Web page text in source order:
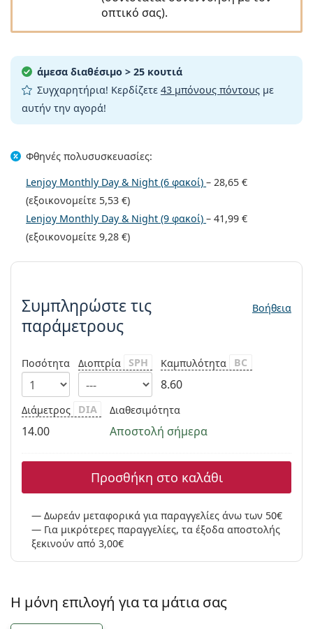
Όλες οι μάρκες
Persol
Όλες οι μάρκες
Όλα τα υγρά φακώνοπτικό σας).
άμεσα διαθέσιμο > 25 κουτιά
Συγχαρητήρια! Κερδίζετε 43 μπόνους πόντουςμε
αυτήν την αγορά!
Φθηνές πολυσυσκευασίες:
Lenjoy Monthly Day & Night (6 φακοί)–28,65 €
(εξοικονομείτε 5,53 €)
Lenjoy Monthly Day & Night (9 φακοί)–41,99 €
(εξοικονομείτε9,28 €)
Συμπληρώστε τις παράμετρους
Συμπληρώστε τις
παράμετρους
Βοήθεια
Ποσότητα Διοπτρία SPH Καμπυλότητα BC
8.60
Διάμετρος DIA
14.00
Διαθεσιμότητα
Αποστολή σήμερα
Προσθήκη στο καλάθι
Δωρεάν μεταφορικά για παραγγελίες άνω των 50€
Για μικρότερες παραγγελίες, τα έξοδα αποστολής
ξεκινούν από 3,00€
Η μόνη επιλογή για τα μάτια σας